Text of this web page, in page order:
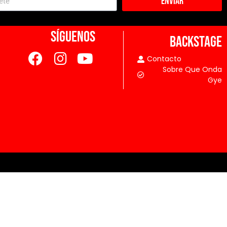
SÍGUENOS BACKSTAGE
Contacto
Sobre Que Onda
Gye